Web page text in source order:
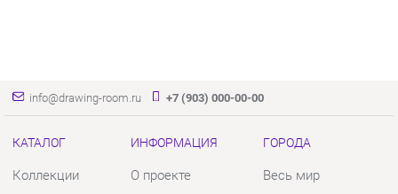
КАТАЛОГ
Коллекции
Комоды
ИНФОРМАЦИЯ
О проекте
Дизайн
ГОРОДА
Весь мир